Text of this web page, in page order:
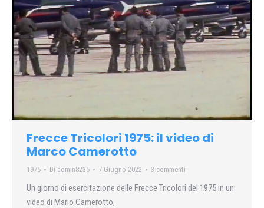
Frecce Tricolori 1975: il video di
Marco Camerotto
1975 Di admin8235 7 Giugno 2022 3 commenti
Un giorno di esercitazione delle Frecce Tricolori del 1975 in un
video di Mario Camerotto,